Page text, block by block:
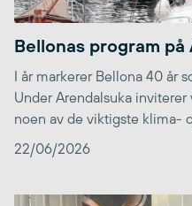
Bellonas program på
I år markerer Bellona 40 år
Under Arendalsuka
noen av de viktigste klima-
22/06/2026